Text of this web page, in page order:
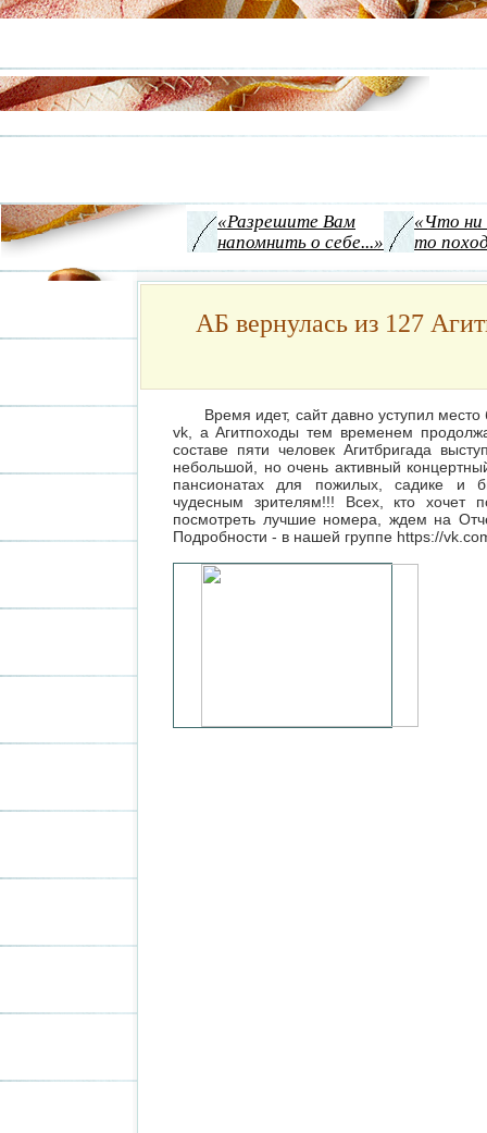
«Разрешите Вам
напомнить о себе...»
«Что
то
АБ вернулась из 127
Время идет, сайт давно уступил
vk, а Агитпоходы тем временем
составе пяти человек Агитбригада
небольшой, но очень активный
пансионатах для пожилых, садике и
чудесным зрителям!!! Всех, кто хочет
посмотреть лучшие номера, ждем на
Подробности - в нашей группе https://